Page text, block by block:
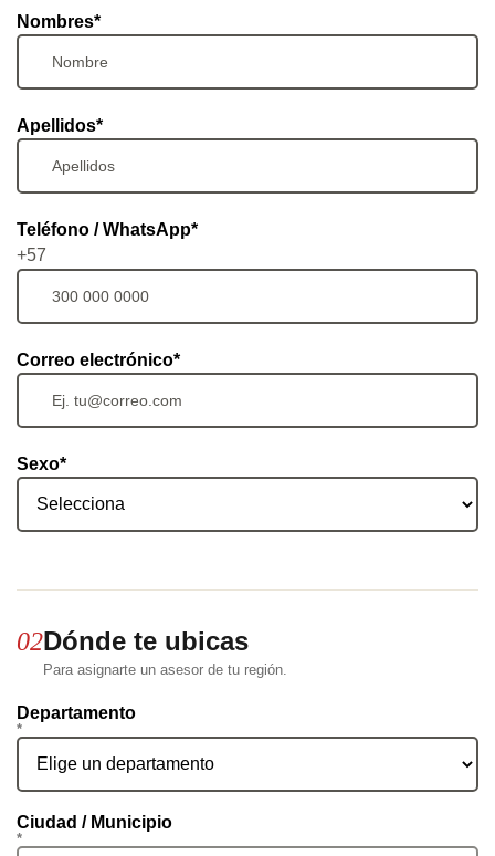
Nombres*
Apellidos*
Teléfono / WhatsApp*
+57
Correo electrónico*
Sexo*
02Dónde te ubicas
Para asignarte un asesor de tu región.
Departamento
*
Ciudad / Municipio
*